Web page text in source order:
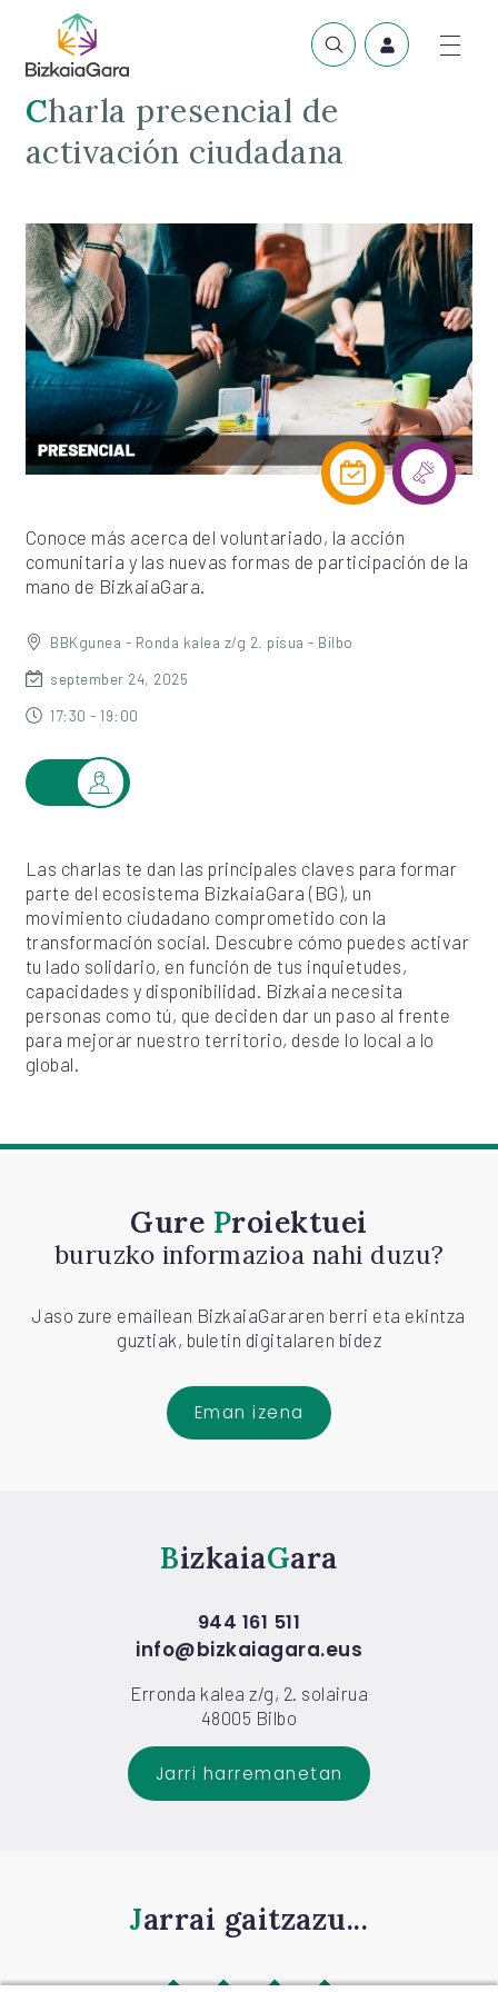
Charla presencial de
activación ciudadana
Conoce más acerca del voluntariado, la acción
comunitaria y las nuevas formas de participación de la
mano de BizkaiaGara.
BBKgunea - Ronda kalea z/g 2. pisua - Bilbo
september 24, 2025
17:30 - 19:00
Las charlas te dan las principales claves para formar
parte del ecosistema BizkaiaGara (BG), un
movimiento ciudadano comprometido con la
transformación social. Descubre cómo puedes activar
tu lado solidario, en función de tus inquietudes,
capacidades y disponibilidad. Bizkaia necesita
personas como tú, que deciden dar un paso al frente
para mejorar nuestro territorio, desde lo local a lo
global.
Gure Proiektuei
buruzko informazioa nahi duzu?
Jaso zure emailean BizkaiaGararen berri eta ekintza
guztiak, buletin digitalaren bidez
Eman izena
Bizkaia Gara
944 161 511
info@bizkaiagara.eus
Erronda kalea z/g, 2. solairua
48005 Bilbo
Jarri harremanetan
Jarrai gaitzazu...